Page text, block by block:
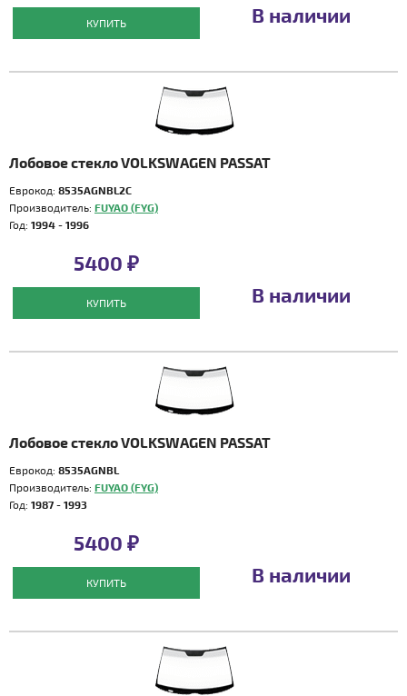
КУПИТЬ В наличии
Лобовое стекло VOLKSWAGEN PASSAT
Еврокод: 8535AGNBL2C
Производитель: FUYAO (FYG)
Год: 1994 - 1996
5400 ₽
КУПИТЬ В наличии
Лобовое стекло VOLKSWAGEN PASSAT
Еврокод: 8535AGNBL
Производитель: FUYAO (FYG)
Год: 1987 - 1993
5400 ₽
КУПИТЬ В наличии